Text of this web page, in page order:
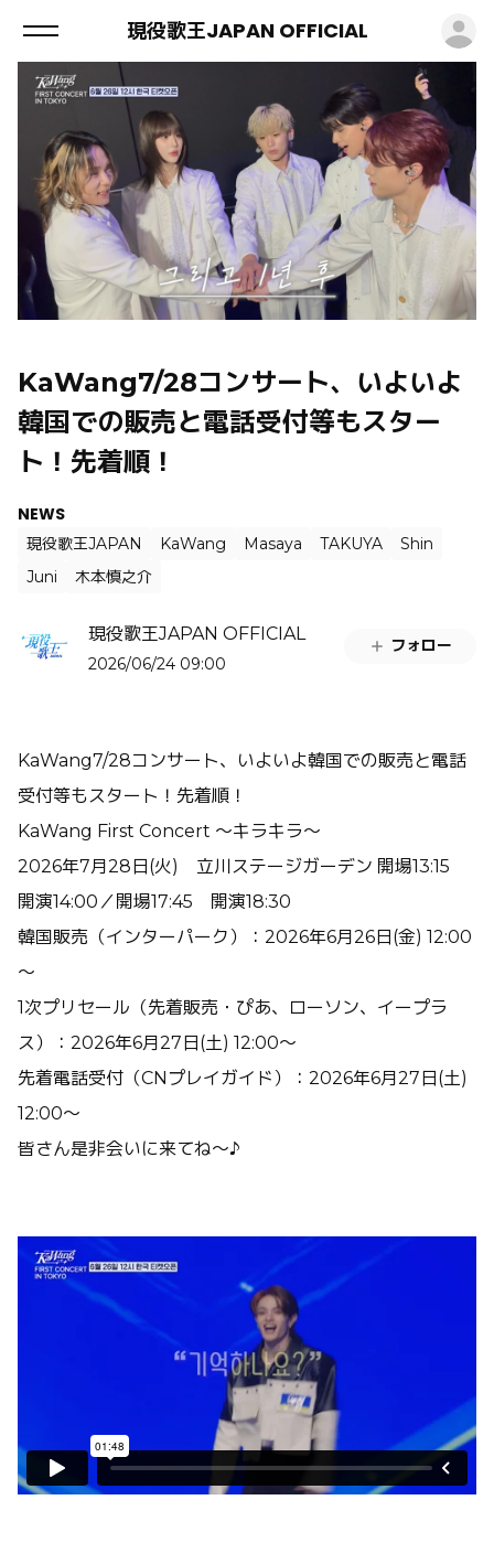
現役歌王JAPAN OFFICIAL
KaWang7/28コンサート、いよいよ
韓国での販売と電話受付等もスター
ト！先着順！
NEWS
現役歌王JAPAN KaWang Masaya TAKUYA
Shin
Juni
木本慎之介
現役歌王JAPAN OFFICIAL
2026/06/24 09:00
フォロー
KaWang7/28コンサート、いよいよ韓国での販売と電話
受付等もスタート！先着順！
KaWang First Concert ～キラキラ～
2026年7月28日(火) 立川ステージガーデン 開場13:15
開演14:00／開場17:45 開演18:30
韓国販売（インターパーク）：2026年6月26日(金) 12:00
～
1次プリセール（先着販売・ぴあ、ローソン、イープラ
ス）：2026年6月27日(土) 12:00～
先着電話受付（CNプレイガイド）：2026年6月27日(土)
12:00～
皆さん是非会いに来てね～♪